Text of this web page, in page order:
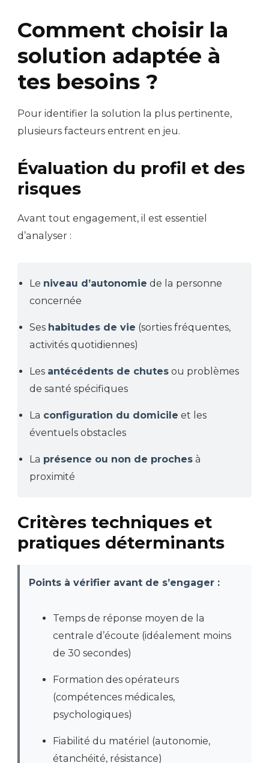
Comment choisir la
solution adaptée à
tes besoins ?
Pour identifier la solution la plus pertinente,
plusieurs facteurs entrent en jeu.
Évaluation du profil et des
risques
Avant tout engagement, il est essentiel
d’analyser :
Le niveau d’autonomie de la personne
concernée
Ses habitudes de vie (sorties fréquentes,
activités quotidiennes)
Les antécédents de chutes ou problèmes
de santé spécifiques
La configuration du domicile et les
éventuels obstacles
La présence ou non de proches à
proximité
Critères techniques et
pratiques déterminants
Points à vérifier avant de s’engager :
Temps de réponse moyen de la
centrale d’écoute (idéalement moins
de 30 secondes)
Formation des opérateurs
(compétences médicales,
psychologiques)
Fiabilité du matériel (autonomie,
étanchéité, résistance)